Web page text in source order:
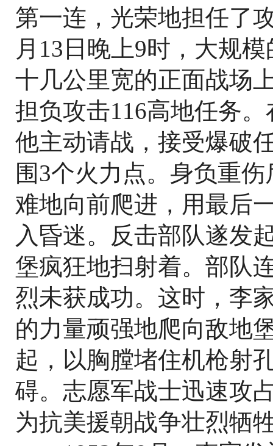
第一连，光荣地担任了
月13日晚上9时，大规
十几公里宽的正面战场
担负攻击116高地任务
他主动请战，接受爆破
围3个火力点。身负重
难地向前爬进，用最后
入昏迷。反击部队遂发
堡疯狂地扫射着。部队
烈未获成功。这时，李
的力量顽强地爬向敌地
起，以胸膛堵住机枪射
碍。志愿军战士迅速攻
为抗美援朝战争壮烈牺